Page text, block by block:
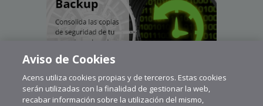
Aviso de Cookies
Acens utiliza cookies propias y de terceros. Estas cookies
serán utilizadas con la finalidad de gestionar la web,
recabar información sobre la utilización del mismo,